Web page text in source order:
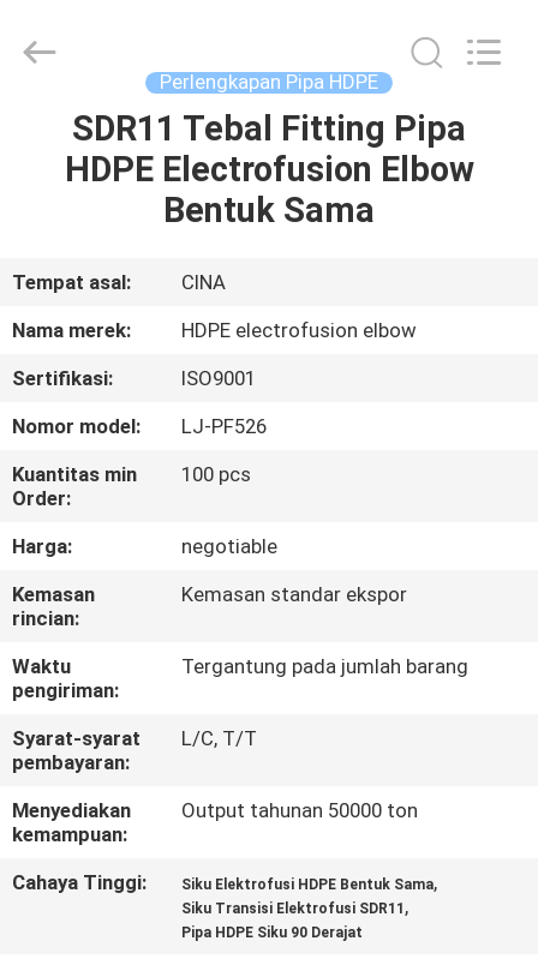
RUMAH
TENTANG
KAMI
TUR
PABRIK
KONTROL
KUALITAS
HUBUNGI
KAMI
BERITA
KASUS
SITEMAP
Foreign
Trade
Perlengkapan Pipa HDPE
SDR11 Tebal Fitting Pipa
HDPE Electrofusion Elbow
Bentuk Sama
Tempat asal:
CINA
Nama merek:
HDPE electrofusion elbow
Sertifikasi:
ISO9001
Nomor model:
LJ-PF526
Kuantitas min
Order:
100 pcs
Harga:
negotiable
Kemasan
rincian:
Kemasan standar ekspor
Waktu
pengiriman:
Tergantung pada jumlah barang
Syarat-syarat
pembayaran:
L/C, T/T
Menyediakan
kemampuan:
Output tahunan 50000 ton
Cahaya Tinggi: Siku Elektrofusi HDPE Bentuk Sama,
Siku Transisi Elektrofusi SDR11 ,
Pipa HDPE Siku 90 Derajat